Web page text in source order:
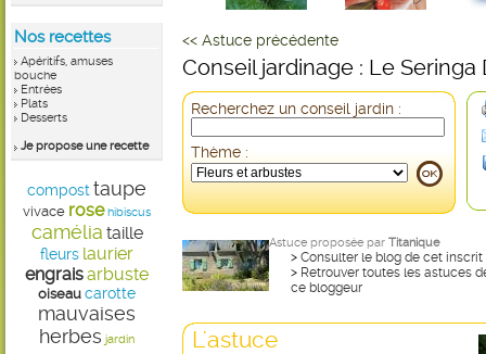
Nos recettes
Apéritifs, amuses
bouche
Entrées
Plats
Desserts
Je propose une recette
compost taupe
vivace rose hibiscus
camélia taille
fleurs laurier
engraisarbuste
oiseau carotte
mauvaises
herbes jardin
<< Astuce précédente
Conseil jardinage : Le Seringa
Recherchez un conseil jardin :
Thème :
Astuce proposée par Titanique
> Consulter le blog de cet inscrit
> Retrouver toutes les astuces
ce bloggeur
L'astuce